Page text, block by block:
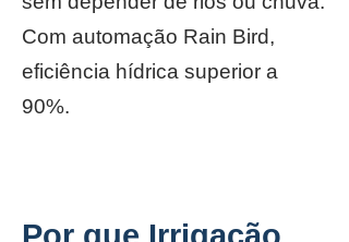
Com automação Rain Bird,
eficiência hídrica superior a
90%.